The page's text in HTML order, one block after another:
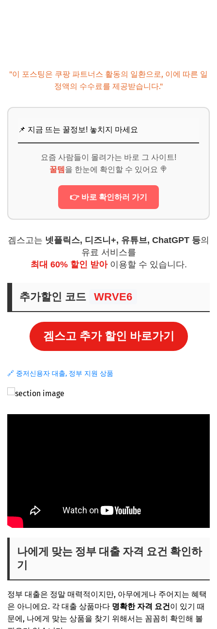
"이 포스팅은 쿠팡 파트너스 활동의 일환으로, 이에 따른 일
정액의 수수료를 제공받습니다."
📌 지금 뜨는 꿀정보! 놓치지 마세요
요즘 사람들이 몰려가는 바로 그 사이트!
꿀템 을 한눈에 확인할 수 있어요 🍭
👉 바로 확인하러 가기
겜스고는 넷플릭스, 디즈니+, 유튜브, ChatGPT 등의
유료 서비스를
최대 60% 할인 받아이용할 수 있습니다.
추가할인 코드 WRVE6
겜스고 추가 할인 바로가기
🔗 중저신용자 대출, 정부 지원 상품
나에게 맞는 정부 대출 자격 요건 확인하
기
정부 대출은 정말 매력적이지만, 아무에게나 주어지는 혜택
은 아니에요. 각 대출 상품마다 명확한 자격 요건이 있기 때
문에, 나에게 맞는 상품을 찾기 위해서는 꼼꼼히 확인해 볼